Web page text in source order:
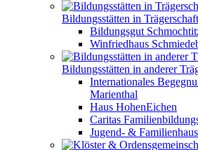
Bildungsstätten in
Bildungsgut
Winfriedhaus
Bildungsstätten in anderer
Internationales
Marienthal
Haus HohenEichen
Caritas
Jugend- &